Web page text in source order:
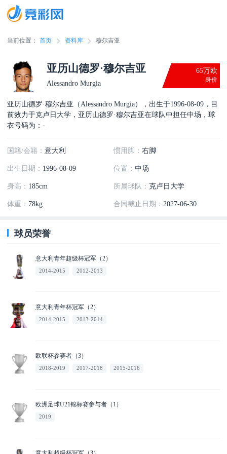
当前位置： 首页 资料库 穆尔吉亚
亚历山德罗·穆尔吉亚
Alessandro Murgia
65万欧
身价
亚历山德罗·穆尔吉亚（Alessandro Murgia），出生于1996-08-09，目
前效力于克卢日大学，亚历山德罗·穆尔吉亚在球队中担任中场，球
衣号码为：-
国籍/会籍：意大利 惯用脚： 右脚
出生日期： 1996-08-09 位置： 中场
身高： 185cm 所属球队： 克卢日大学
体重： 78kg 合同截止日期： 2027-06-30
球员荣誉
意大利青年超级杯冠军（2）
2014-2015 2012-2013
意大利青年杯冠军（2）
2014-2015 2013-2014
欧联杯参赛者（3）
2018-2019 2017-2018 2015-2016
欧洲足球U21锦标赛参与者（1）
2019